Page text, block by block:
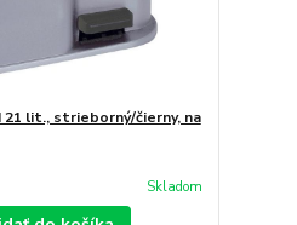
21 lit., strieborný/čierny, na
Skladom